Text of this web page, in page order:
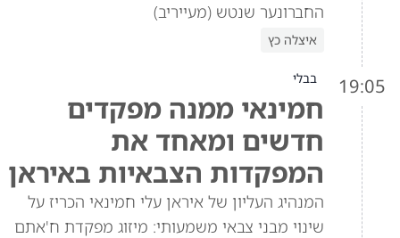
החברונער שנטש (מעייריב)
איצלה כץ
19:05 בבלי
חמינאי ממנה מפקדים
חדשים ומאחד את
המפקדות הצבאיות באיראן
המנהיג העליון של איראן עלי חמינאי הכריז על
שינוי מבני צבאי משמעותי: מיזוג מפקדת ח'אתם